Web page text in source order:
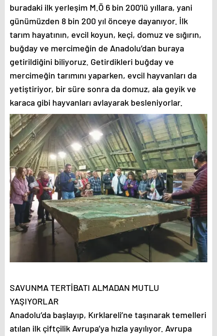
buradaki ilk yerleşim M.Ö 6 bin 200’lü yıllara, yani
günümüzden 8 bin 200 yıl önceye dayanıyor. İlk
tarım hayatının, evcil koyun, keçi, domuz ve sığırın,
buğday ve mercimeğin de Anadolu’dan buraya
getirildiğini biliyoruz. Getirdikleri buğday ve
mercimeğin tarımını yaparken, evcil hayvanları da
yetiştiriyor, bir süre sonra da domuz, ala geyik ve
karaca gibi hayvanları avlayarak besleniyorlar.
SAVUNMA TERTİBATI ALMADAN MUTLU
YAŞIYORLAR
Anadolu’da başlayıp, Kırklareli’ne taşınarak temelleri
atılan ilk çiftçilik Avrupa’ya hızla yayılıyor. Avrupa